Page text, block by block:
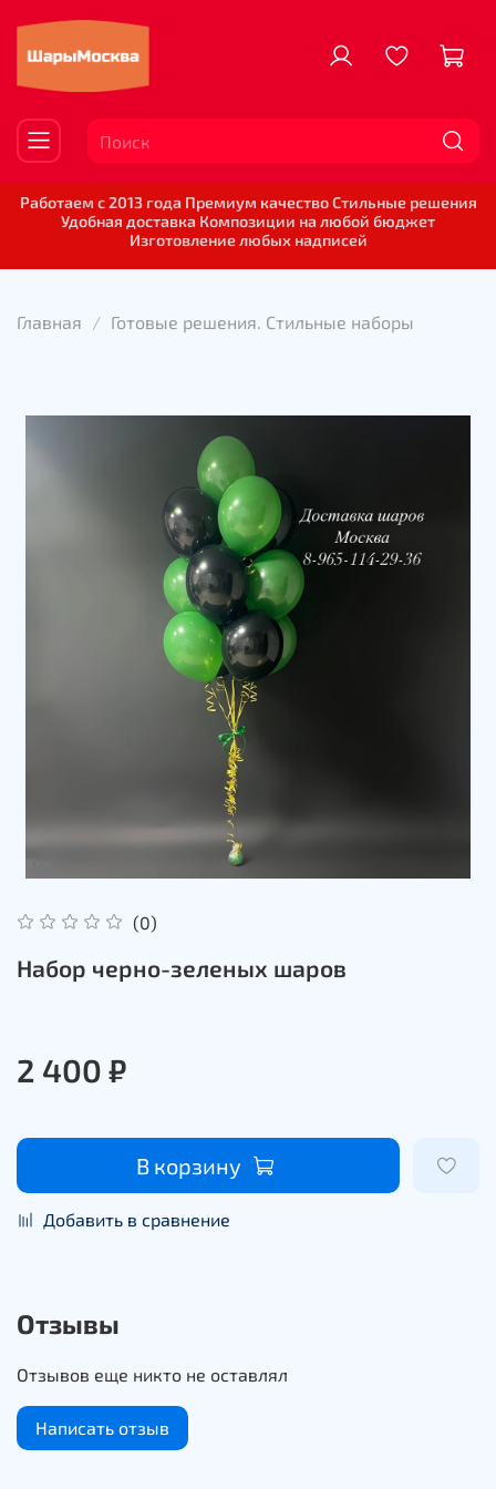
Работаем с 2013 года Премиум качество Стильные решения
Удобная доставка Композиции на любой бюджет
Изготовление любых надписей
Главная Готовые решения. Стильные наборы
(0)
Набор черно-зеленых шаров
2 400 ₽
В корзину
Добавить в сравнение
Отзывы
Отзывов еще никто не оставлял
Написать отзыв